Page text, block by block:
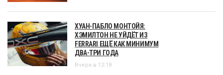
ХУАН-ПАБЛО МОНТОЙЯ:
ХЭМИЛТОН НЕ УЙДЁТ ИЗ
FERRARI ЕЩЁ КАК МИНИМУМ
ДВА-ТРИ ГОДА
Вчера в 12:18